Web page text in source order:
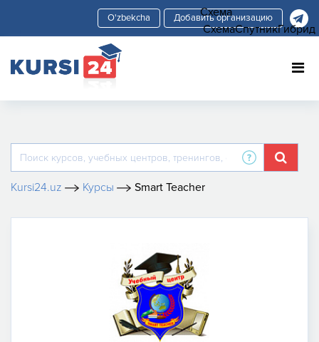
Добавить организацию
Kursi24.uz Курсы Smart Teacher
Схема
СхемаСпутникГибрид